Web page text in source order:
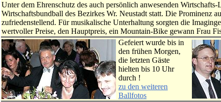
Unter dem Ehrenschutz des auch persönlich anwesenden Wirtschafts-
Wirtschaftsbundball des Bezirkes Wr. Neustadt statt. Die Prominenz
zufriedenstellend. Für musikalische Unterhaltung sorgten die
wertvoller Preise, den Hauptpreis, ein Mountain-Bike gewann Frau
Gefeiert wurde bis in
den frühen Morgen,
die letzten Gäste
hielten bis 10 Uhr
durch !
zu den weiteren
Ballfotos